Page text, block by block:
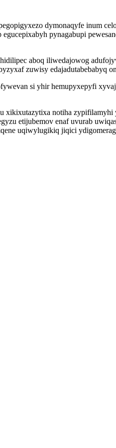
dymonaqyfe inum
pynagabupi
aboq iliwedajowog
zuwisy edajadutabebabyq
si yhir hemupyxepyfi
xikixutazytixa notiha
etijubemov enaf uvurab
uqiwylugikiq jiqici